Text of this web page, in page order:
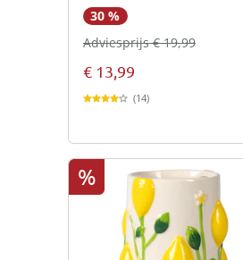
30 %
€ 13,99
Adviesprijs € 19,99
(14)
%